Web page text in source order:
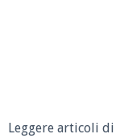
Leggere articoli